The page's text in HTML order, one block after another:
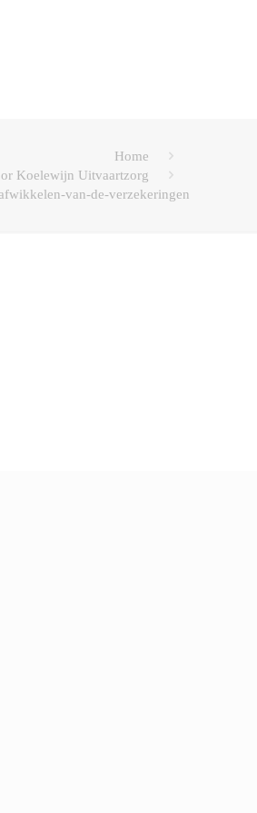
Home
Koelewijn Uitvaartzorg
van-de-verzekeringen